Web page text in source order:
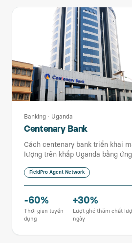
Banking · Uganda
Centenary Bank
Cách centenary bank triển khai
lượng trên khắp Uganda bằng
FieldPro Agent Network
-60%
Thời gian tuyển
dụng
+30%
Lượt ghé thăm chất
ngày